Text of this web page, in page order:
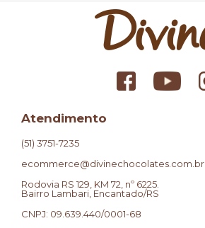
Atendimento
(51) 3751-7235
ecommerce@divinechocolates.com.br
Rodovia RS 129, KM 72, nº 6225.
Bairro Lambari, Encantado/RS
CNPJ: 09.639.440/0001-68